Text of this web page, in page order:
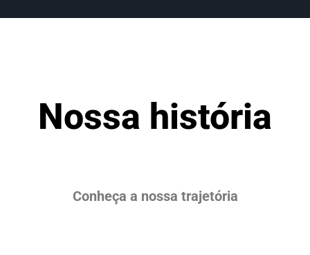
Nossa história
Conheça a nossa trajetória